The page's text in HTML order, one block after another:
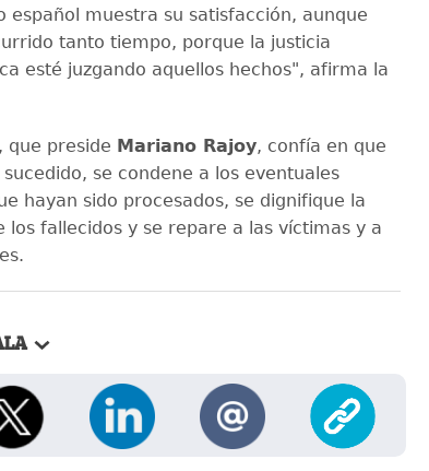
español muestra su satisfacción, aunque
tanto tiempo, porque la justicia
esté juzgando aquellos hechos", afirma la
que preside Mariano Rajoy, confía en que
se condene a los eventuales
hayan sido procesados, se dignifique la
los fallecidos y se repare a las víctimas y a